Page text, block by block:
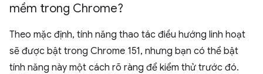
mềm trong Chrome?
Theo mặc định, tính năng thao tác điều hướng linh hoạt
sẽ được bật trong Chrome 151, nhưng bạn có thể bật
tính năng này một cách rõ ràng để kiểm thử trước đó.